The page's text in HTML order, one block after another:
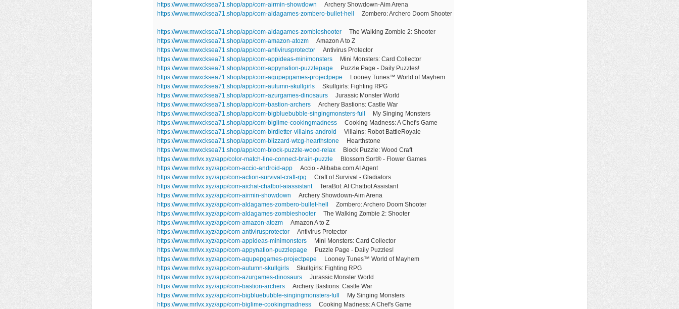
https://www.mwxcksea71.shop/app/com-airmin-showdown Archery Showdown-Aim Arena
https://www.mwxcksea71.shop/app/com-aldagames-zombero-bullet-hell
Zombero: Archero Doom Shooter
https://www.mwxcksea71.shop/app/com-aldagames-zombieshooter The Walking Zombie 2: Shooter
https://www.mwxcksea71.shop/app/com-amazon-atozm Amazon A to Z
https://www.mwxcksea71.shop/app/com-antivirusprotector Antivirus Protector
https://www.mwxcksea71.shop/app/com-appideas-minimonsters Mini Monsters: Card Collector
https://www.mwxcksea71.shop/app/com-appynation-puzzlepage Puzzle Page - Daily Puzzles!
https://www.mwxcksea71.shop/app/com-aqupepgames-projectpepe Looney Tunes™ World of Mayhem
https://www.mwxcksea71.shop/app/com-autumn-skullgirls Skullgirls: Fighting RPG
https://www.mwxcksea71.shop/app/com-azurgames-dinosaurs Jurassic Monster World
https://www.mwxcksea71.shop/app/com-bastion-archers Archery Bastions: Castle War
https://www.mwxcksea71.shop/app/com-bigbluebubble-singingmonsters-full
My Singing Monsters
https://www.mwxcksea71.shop/app/com-biglime-cookingmadness Cooking Madness: A Chef's Game
https://www.mwxcksea71.shop/app/com-birdletter-villains-android
Villains: Robot BattleRoyale
https://www.mwxcksea71.shop/app/com-blizzard-wtcg-hearthstone Hearthstone
https://www.mwxcksea71.shop/app/com-block-puzzle-wood-relax Block Puzzle: Wood Craft
https://www.mrlvx.xyz/app/color-match-line-connect-brain-puzzle Blossom Sort® - Flower Games
https://www.mrlvx.xyz/app/com-accio-android-app Accio - Alibaba.com AI Agent
https://www.mrlvx.xyz/app/com-action-survival-craft-rpg Craft of Survival - Gladiators
https://www.mrlvx.xyz/app/com-aichat-chatbot-aiassistantTeraBot: AI Chatbot Assistant
https://www.mrlvx.xyz/app/com-airmin-showdown Archery Showdown-Aim Arena
https://www.mrlvx.xyz/app/com-aldagames-zombero-bullet-hell
Zombero: Archero Doom Shooter
https://www.mrlvx.xyz/app/com-aldagames-zombieshooter The Walking Zombie 2: Shooter
https://www.mrlvx.xyz/app/com-amazon-atozm Amazon A to Z
https://www.mrlvx.xyz/app/com-antivirusprotector Antivirus Protector
https://www.mrlvx.xyz/app/com-appideas-minimonsters Mini Monsters: Card Collector
https://www.mrlvx.xyz/app/com-appynation-puzzlepage Puzzle Page - Daily Puzzles!
https://www.mrlvx.xyz/app/com-aqupepgames-projectpepe Looney Tunes™ World of Mayhem
https://www.mrlvx.xyz/app/com-autumn-skullgirls Skullgirls: Fighting RPG
https://www.mrlvx.xyz/app/com-azurgames-dinosaurs Jurassic Monster World
https://www.mrlvx.xyz/app/com-bastion-archers Archery Bastions: Castle War
https://www.mrlvx.xyz/app/com-bigbluebubble-singingmonsters-full
My Singing Monsters
https://www.mrlvx.xyz/app/com-biglime-cookingmadness Cooking Madness: A Chef's Game